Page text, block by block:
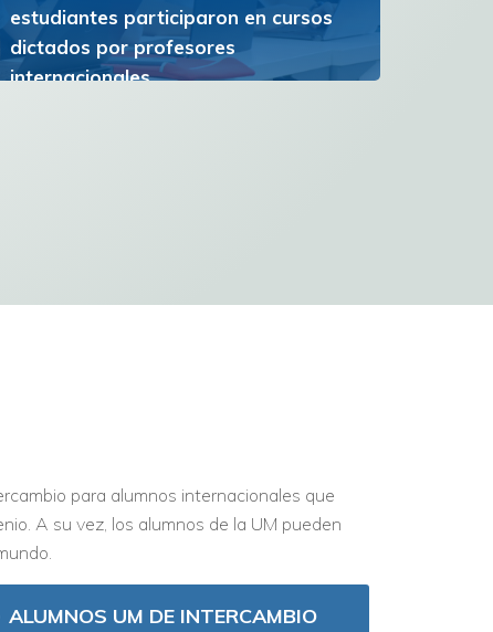
estudiantes participaron en cursos
dictados por profesores
internacionales
para alumnos internacionales que
A su vez, los alumnos de la UM pueden
ALUMNOS UM DE INTERCAMBIO